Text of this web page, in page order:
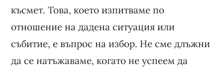
късмет. Това, което изпитваме по
отношение на дадена ситуация или
събитие, е въпрос на избор. Не сме длъжни
да се натъжаваме, когато не успеем да